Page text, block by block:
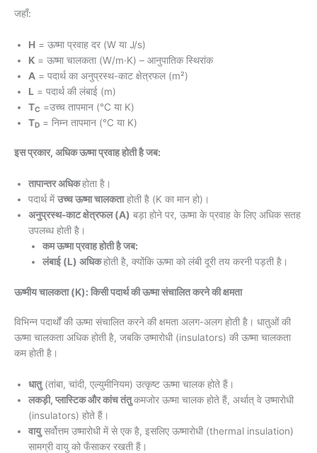
जहाँ:
H = ऊष्मा प्रवाह दर (W या J/s)
K = ऊष्मा चालकता (W/m·K) – आनुपातिक स्थिरांक
A = पदार्थ का अनुप्रस्थ-काट क्षेत्रफल (m²)
L = पदार्थ की लंबाई (m)
TC =उच्च तापमान (°C या K)
TD = निम्न तापमान (°C या K)
इस प्रकार, अधिक ऊष्मा प्रवाह होती है जब:
तापान्तर अधिकहोता है।
पदार्थ मेंउच्च ऊष्मा चालकताहोती है (K का मान हो)।
अनुप्रस्थ-काट क्षेत्रफल (A) बड़ा होने पर, ऊष्मा के प्रवाह के लिए अधिक सतह
उपलब्ध होती है।
कम ऊष्मा प्रवाह होती है जब:
लंबाई (L) अधिकहोती है, क्योंकि ऊष्मा को लंबी दूरी तय करनी पड़ती है।
ऊष्मीय चालकता (K): किसी पदार्थ की ऊष्मा संचालित करने की क्षमता
विभिन्न पदार्थों की ऊष्मा संचालित करने की क्षमता अलग-अलग होती है। धातुओं की
ऊष्मा चालकता अधिक होती है, जबकि उष्मारोधी (insulators) की ऊष्मा चालकता
कम होती है।
धातु(तांबा, चांदी, एल्युमीनियम) उत्कृष्ट ऊष्मा चालक होते हैं।
लकड़ी, प्लास्टिक और कांच तंतुकमजोर ऊष्मा चालक होते हैं, अर्थात् वे उष्मारोधी
(insulators) होते हैं।
वायुसर्वोत्तम उष्मारोधी में से एक है, इसलिए ऊष्मारोधी (thermal insulation)
सामग्री वायु को फँसाकर रखती हैं।